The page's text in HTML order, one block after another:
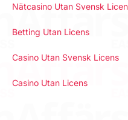
Nätcasino Utan Svensk
Betting Utan Licens
Casino Utan Svensk Licens
Casino Utan Licens